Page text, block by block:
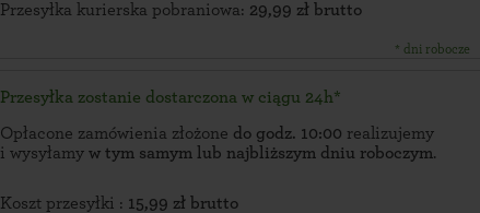
Przesyłka kurierska pobraniowa: 29,99 zł brutto
* dni robocze
Przesyłka zostanie dostarczona w ciągu 24h*
Opłacone zamówienia złożone do godz. 10:00 realizujemy
i wysyłamy w tym samym lub najbliższym dniu roboczym.
Koszt przesyłki : 15,99 zł brutto